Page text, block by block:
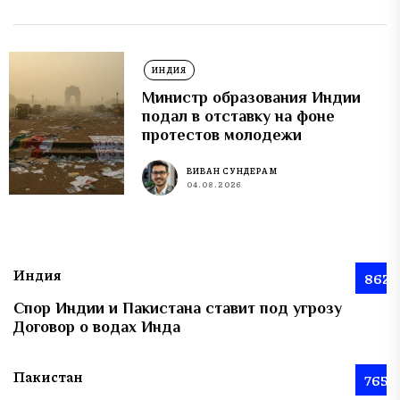
ИНДИЯ
Министр образования Индии
подал в отставку на фоне
протестов молодежи
ВИВАН СУНДЕРАМ
04.08.2026
Индия 862
Спор Индии и Пакистана ставит под угрозу
Договор о водах Инда
Пакистан 765